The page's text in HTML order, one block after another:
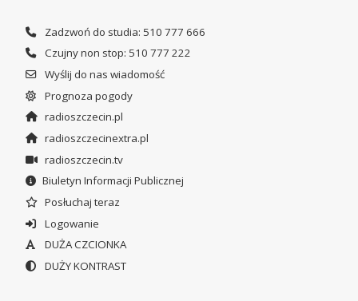
Zadzwoń do studia: 510 777 666
Czujny non stop: 510 777 222
Wyślij do nas wiadomość
Prognoza pogody
radioszczecin.pl
radioszczecinextra.pl
radioszczecin.tv
Biuletyn Informacji Publicznej
Posłuchaj teraz
Logowanie
DUŻA CZCIONKA
DUŻY KONTRAST